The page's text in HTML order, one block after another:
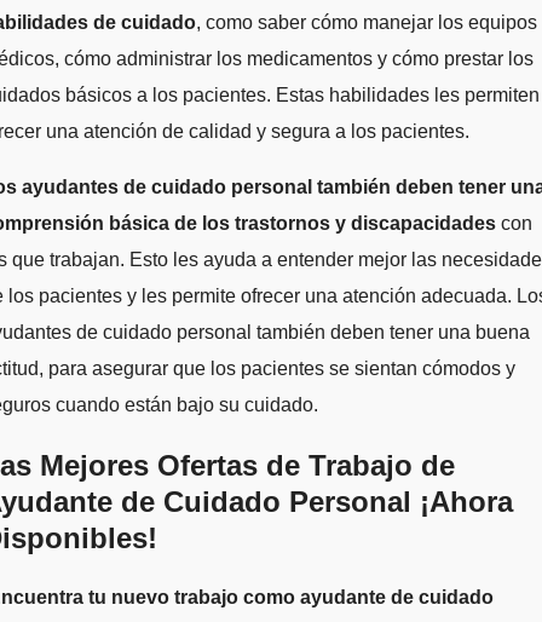
de cuidado, como saber cómo manejar los equipos
cómo administrar los medicamentos y cómo prestar los
básicos a los pacientes. Estas habilidades les permiten
una atención de calidad y segura a los pacientes.
ayudantes de cuidado personal también deben tener
básica de los trastornos y discapacidades con
que trabajan. Esto les ayuda a entender mejor las
los pacientes y les permite ofrecer una atención adecuada.
de cuidado personal también deben tener una buena
para asegurar que los pacientes se sientan cómodos y
cuando están bajo su cuidado.
Mejores Ofertas de Trabajo de
de Cuidado Personal ¡Ahora
tu nuevo trabajo como ayudante de cuidado